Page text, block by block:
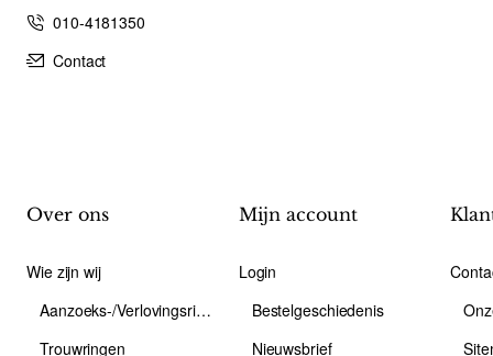
010-4181350
Contact
Over ons
Wie zijn wij
Aanzoeks-/Verlovingsring
Trouwringen
Mijn account
Login
Bestelgeschiedenis
Nieuwsbrief